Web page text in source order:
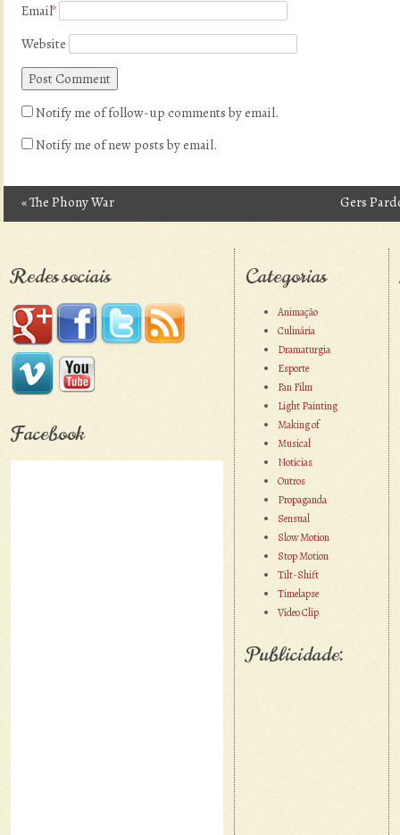
Email*
Website
Notify me of follow-up comments by email.
Notify me of new posts by email.
Post navigation
«The Phony War Gers
Redes sociais
Facebook
Categorias
Animação
Culinária
Dramaturgia
Esporte
Fan Film
Light Painting
Making of
Musical
Notícias
Outros
Propaganda
Sensual
Slow Motion
Stop Motion
Tilt-Shift
Timelapse
Vídeo Clip
Publicidade: